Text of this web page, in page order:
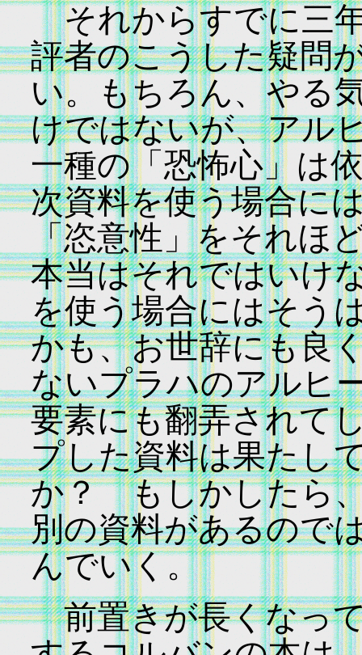
それからすでに三
評者のこうした疑問
い。もちろん、やる
けではないが、アル
一種の「恐怖心」は
次資料を使う場合に
「恣意性」をそれ
本当はそれではいけ
を使う場合にはそう
かも、お世辞にも良
ないプラハのアルヒ
要素にも翻弄されて
プした資料は果たし
か？ もしかしたら
別の資料があるので
んでいく。
前置きが長くなっ